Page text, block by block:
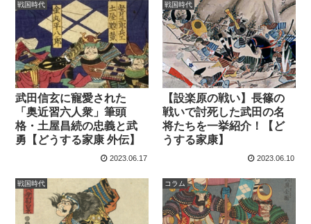
戦国時代
武田信玄に寵愛された
「奥近習六人衆」筆頭
格・土屋昌続の忠義と武
勇【どうする家康 外伝】
2023.06.17
戦国時代
【設楽原の戦い】長篠の
戦いで討死した武田の名
将たちを一挙紹介！【ど
うする家康】
2023.06.10
戦国時代 コラム